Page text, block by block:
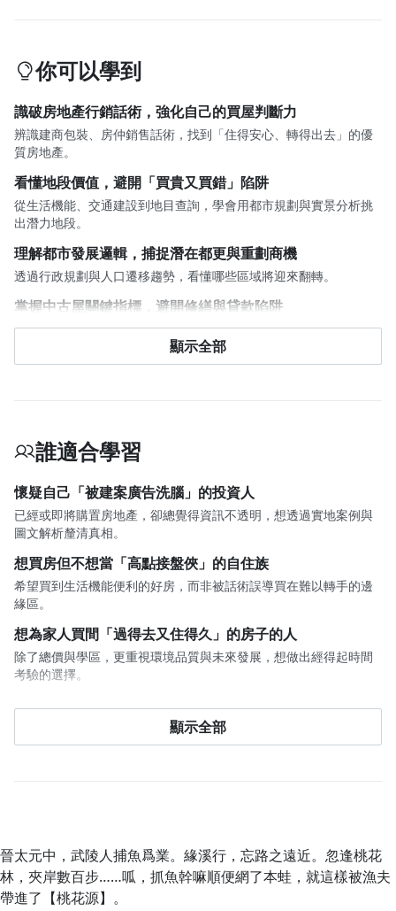
你可以學到
識破房地產行銷話術，強化自己的買屋判斷力
辨識建商包裝、房仲銷售話術，找到「住得安心、轉得出去」的優
質房地產。
看懂地段價值，避開「買貴又買錯」陷阱
從生活機能、交通建設到地目查詢，學會用都市規劃與實景分析挑
出潛力地段。
理解都市發展邏輯，捕捉潛在都更與重劃商機
透過行政規劃與人口遷移趨勢，看懂哪些區域將迎來翻轉。
掌握中古屋關鍵指標，避開修繕與貸款陷阱
學會判斷屋齡與法規，了解房屋殘值與銀行貸款成數的真實門檻。
用生活型態思考購屋選擇，找到真正適合自己的房子
顯示全部
誰適合學習
懷疑自己「被建案廣告洗腦」的投資人
已經或即將購置房地產，卻總覺得資訊不透明，想透過實地案例與
圖文解析釐清真相。
想買房但不想當「高點接盤俠」的自住族
希望買到生活機能便利的好房，而非被話術誤導買在難以轉手的邊
緣區。
想為家人買間「過得去又住得久」的房子的人
除了總價與學區，更重視環境品質與未來發展，想做出經得起時間
考驗的選擇。
對城市結構與房地產變化感興趣的觀察者
即便當下不打算購屋，也想理解生活圈演變、交通發展與土地價值
的背後邏輯。
顯示全部
晉太元中，武陵人捕魚爲業。緣溪行，忘路之遠近。忽逢桃花
林，夾岸數百步……呱，抓魚幹嘛順便網了本蛙，就這樣被漁夫
帶進了【桃花源】。